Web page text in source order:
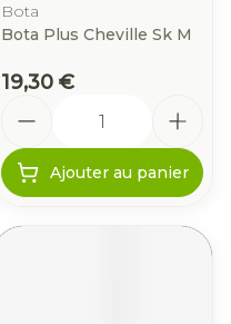
Bota
Bota Plus Cheville Sk M
19,30 €
Ajouter au panier